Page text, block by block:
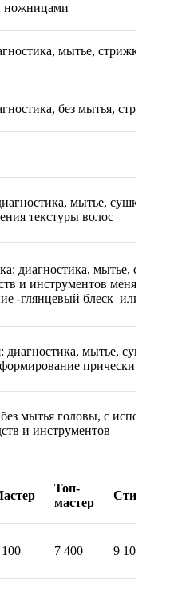
ножницами
мытье, стрижка,
без мытья, стрижка
мытье, сушка,
текстуры волос
диагностика, мытье, сушка,
и инструментов меняющих
-глянцевый блеск или
диагностика, мытье, сушка,
прически
без мытья головы, с
и инструментов
Топ-
мастер
Стилист
7 400 9 100